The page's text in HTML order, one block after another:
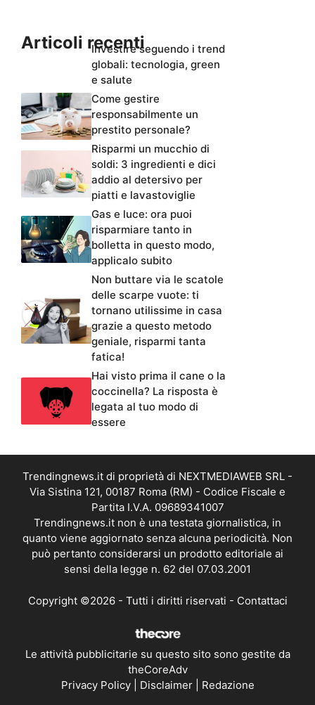
Articoli recentiInvestire seguendo i trend
globali: tecnologia, green
e salute
Come gestire
responsabilmente un
prestito personale?
Risparmi un mucchio di
soldi: 3 ingredienti e dici
addio al detersivo per
piatti e lavastoviglie
Gas e luce: ora puoi
risparmiare tanto in
bolletta in questo modo,
applicalo subito
Non buttare via le scatole
delle scarpe vuote: ti
tornano utilissime in casa
grazie a questo metodo
geniale, risparmi tanta
fatica!
Hai visto prima il cane o la
coccinella? La risposta è
legata al tuo modo di
essere
Trendingnews.it di proprietà di NEXTMEDIAWEB SRL -
Via Sistina 121, 00187 Roma (RM) - Codice Fiscale e
Partita I.V.A. 09689341007
Trendingnews.it non è una testata giornalistica, in
quanto viene aggiornato senza alcuna periodicità. Non
può pertanto considerarsi un prodotto editoriale ai
sensi della legge n. 62 del 07.03.2001
Copyright ©2026 - Tutti i diritti riservati - Contattaci
Le attività pubblicitarie su questo sito sono gestite da
theCoreAdv
Privacy Policy| Disclaimer| Redazione